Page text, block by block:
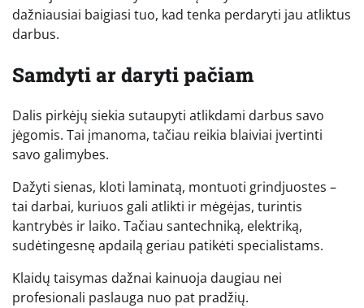
dažniausiai baigiasi tuo, kad tenka perdaryti jau atliktus
darbus.
Samdyti ar daryti pačiam
Dalis pirkėjų siekia sutaupyti atlikdami darbus savo
jėgomis. Tai įmanoma, tačiau reikia blaiviai įvertinti
savo galimybes.
Dažyti sienas, kloti laminatą, montuoti grindjuostes –
tai darbai, kuriuos gali atlikti ir mėgėjas, turintis
kantrybės ir laiko. Tačiau santechniką, elektriką,
sudėtingesnę apdailą geriau patikėti specialistams.
Klaidų taisymas dažnai kainuoja daugiau nei
profesionali paslauga nuo pat pradžių.